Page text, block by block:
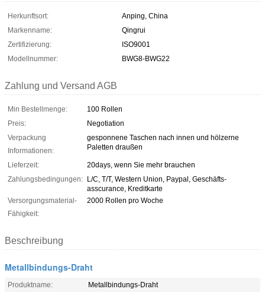
Herkunftsort:
Anping, China
Markenname:
Qingrui
Zertifizierung:
ISO9001
Modellnummer:
BWG8-BWG22
Zahlung und Versand AGB
Min Bestellmenge:
100 Rollen
Preis:
Negotiation
Verpackung
Informationen:
gesponnene Taschen nach innen und hölzerne
Paletten draußen
Lieferzeit:
20days, wenn Sie mehr brauchen
Zahlungsbedingungen: L/C, T/T, Western Union, Paypal, Geschäfts-
asscurance, Kreditkarte
Versorgungsmaterial-
Fähigkeit:
2000 Rollen pro Woche
Beschreibung
Metallbindungs-Draht
Produktname:
Metallbindungs-Draht